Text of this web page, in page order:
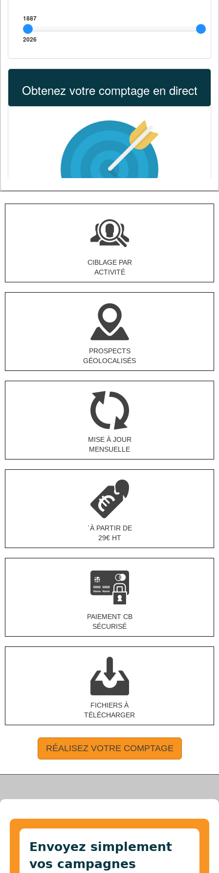
CIBLAGE PAR
ACTIVITÉ
PROSPECTS
GÉOLOCALISÉS
MISE À JOUR
MENSUELLE
`À PARTIR DE
29€ HT
PAIEMENT CB
SÉCURISÉ
FICHIERS À
TÉLÉCHARGER
RÉALISEZ VOTRE COMPTAGE
Envoyez simplement
vos campagnes